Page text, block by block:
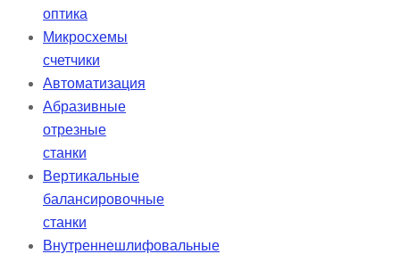
оптика
Микросхемы
счетчики
Автоматизация
Абразивные
отрезные
станки
Вертикальные
балансировочные
станки
Внутреннешлифовальные